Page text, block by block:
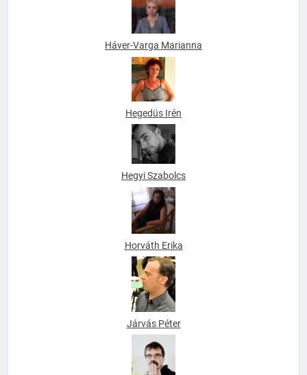
Háver-Varga Marianna
Hegedüs Irén
Hegyi Szabolcs
Horváth Erika
Járvás Péter